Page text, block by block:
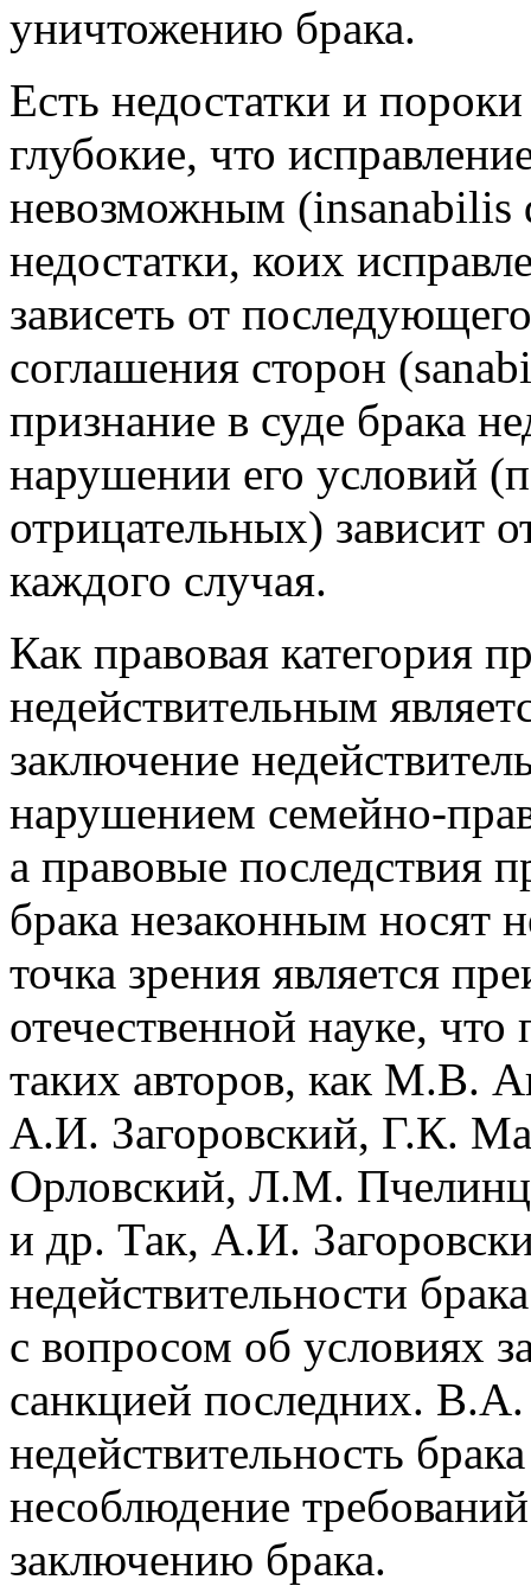
уничтожению брака.
Есть недостатки и
глубокие, что
невозможным (insanabilis
недостатки, коих
зависеть от
соглашения сторон
признание в суде брака
нарушении его условий
отрицательных) зависит
каждого случая.
Как правовая категория
недействительным
заключение
нарушением семейно-
а правовые последствия
брака незаконным носят
точка зрения является
отечественной науке,
таких авторов, как М.В.
А.И. Загоровский, Г.К.
Орловский, Л.М.
и др. Так, А.И.
недействительности
с вопросом об условиях
санкцией последних. В.А.
недействительность
несоблюдение
заключению брака.